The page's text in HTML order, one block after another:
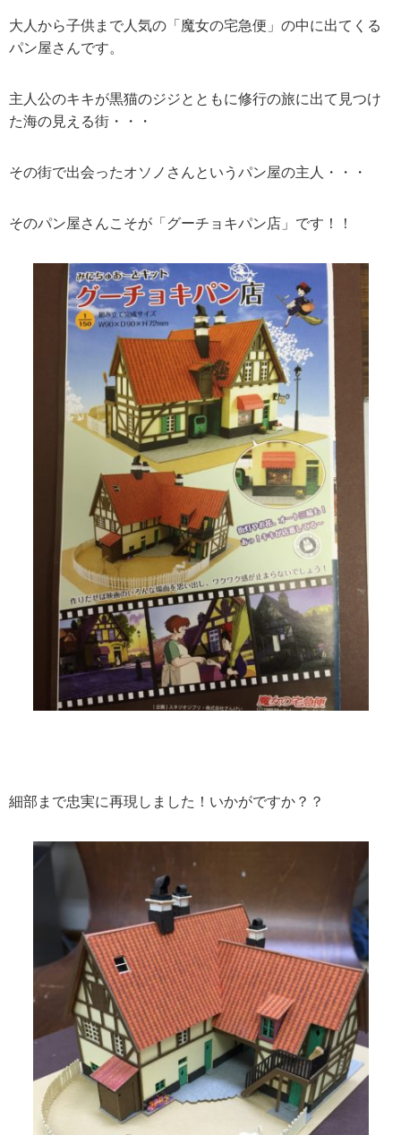
大人から子供まで人気の「魔女の宅急便」の中に出てくる
パン屋さんです。
主人公のキキが黒猫のジジとともに修行の旅に出て見つけ
た海の見える街・・・
その街で出会ったオソノさんというパン屋の主人・・・
そのパン屋さんこそが「グーチョキパン店」です！！
細部まで忠実に再現しました！いかがですか？？